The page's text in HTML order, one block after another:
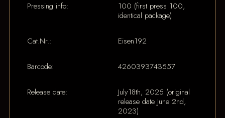
Pressing info:
100 (first press 100,
identical package)
Cat.Nr.: Eisen192
Barcode: 4260393743557
Release date:
July18th, 2025 (original
release date June 2nd,
2023)